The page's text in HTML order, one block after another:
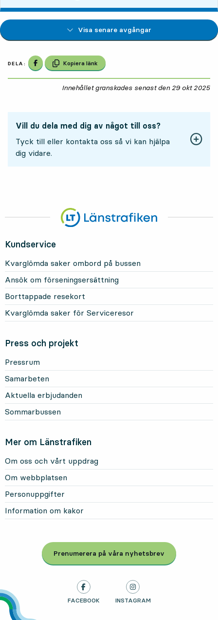
Visa senare avgångar
DELA: Dela på Facebook
Kopiera länk
Innehållet granskades senast den 29 okt 2025
Vill du dela med dig av något till oss?
Tyck till eller kontakta oss så vi kan hjälpa
dig vidare.
Kundservice
Kvarglömda saker ombord på bussen
Ansök om förseningsersättning
Borttappade resekort
Kvarglömda saker för Serviceresor
Press och projekt
Pressrum
Samarbeten
Aktuella erbjudanden
Sommarbussen
Mer om Länstrafiken
Om oss och vårt uppdrag
Om webbplatsen
Personuppgifter
Information om kakor
Prenumerera på våra nyhetsbrev
, Öppnas i modal
LÄNSTRAFIKEN PÅ
FACEBOOK , ÖPPNAS I NY FLIK
LÄNSTRAFIKEN PÅ
INSTAGRAM